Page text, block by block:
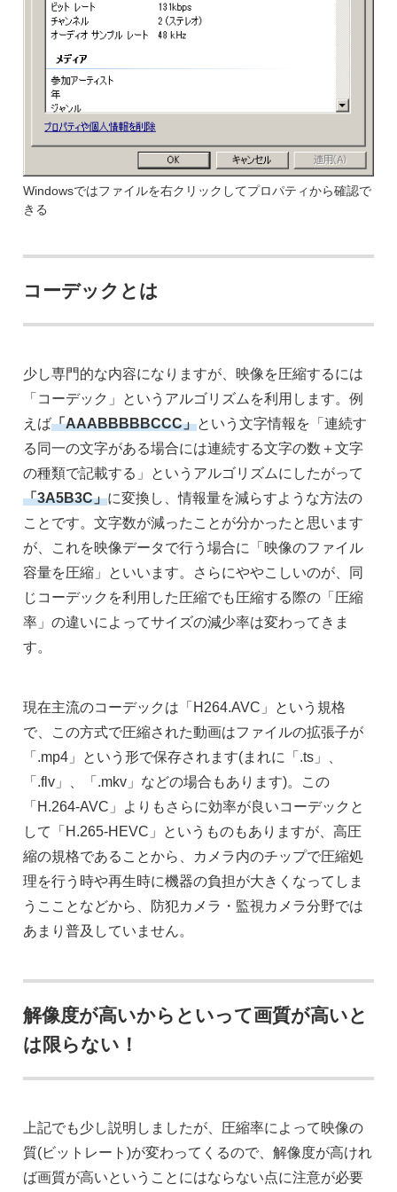
Windowsではファイルを右クリックしてプロパティから確認で
きる
コーデックとは
少し専門的な内容になりますが、映像を圧縮するには
「コーデック」というアルゴリズムを利用します。例
えば「AAABBBBBCCC」という文字情報を「連続す
る同一の文字がある場合には連続する文字の数＋文字
の種類で記載する」というアルゴリズムにしたがって
「3A5B3C」に変換し、情報量を減らすような方法の
ことです。文字数が減ったことが分かったと思います
が、これを映像データで行う場合に「映像のファイル
容量を圧縮」といいます。さらにややこしいのが、同
じコーデックを利用した圧縮でも圧縮する際の「圧縮
率」の違いによってサイズの減少率は変わってきま
す。
現在主流のコーデックは「H264.AVC」という規格
で、この方式で圧縮された動画はファイルの拡張子が
「.mp4」という形で保存されます(まれに「.ts」、
「.flv」、「.mkv」などの場合もあります)。この
「H.264-AVC」よりもさらに効率が良いコーデックと
して「H.265-HEVC」というものもありますが、高圧
縮の規格であることから、カメラ内のチップで圧縮処
理を行う時や再生時に機器の負担が大きくなってしま
うこことなどから、防犯カメラ・監視カメラ分野では
あまり普及していません。
解像度が高いからといって画質が高いと
は限らない！
上記でも少し説明しましたが、圧縮率によって映像の
質(ビットレート)が変わってくるので、解像度が高けれ
ば画質が高いということにはならない点に注意が必要